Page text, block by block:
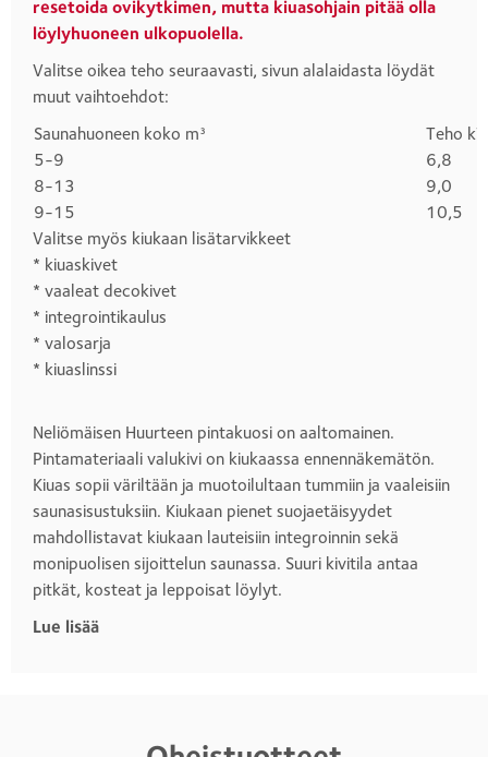
resetoida ovikytkimen, mutta kiuasohjain pitää olla
löylyhuoneen ulkopuolella.
Valitse oikea teho seuraavasti, sivun alalaidasta löydät
muut vaihtoehdot:
Otsikko
1
Saunahuoneen koko m³
Teho
5-9
6,8
8-13
9,0
9-15
10,5
Valitse myös kiukaan lisätarvikkeet
* kiuaskivet
* vaaleat decokivet
* integrointikaulus
* valosarja
* kiuaslinssi
Neliömäisen Huurteen pintakuosi on aaltomainen.
Pintamateriaali valukivi on kiukaassa ennennäkemätön.
Kiuas sopii väriltään ja muotoilultaan tummiin ja vaaleisiin
saunasisustuksiin. Kiukaan pienet suojaetäisyydet
mahdollistavat kiukaan lauteisiin integroinnin sekä
monipuolisen sijoittelun saunassa. Suuri kivitila antaa
pitkät, kosteat ja leppoisat löylyt.
Lue lisää